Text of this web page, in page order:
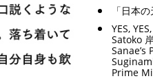
「日本
YES,
Satoko
Prime